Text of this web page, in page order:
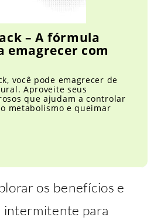
– A fórmula
emagrecer com
você pode emagrecer de
Aproveite seus
que ajudam a controlar
metabolismo e queimar
os benefícios e
intermitente para